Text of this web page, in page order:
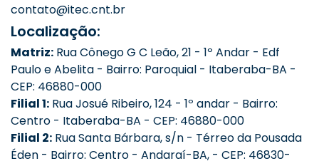
contato@itec.cnt.br
Localização:
Matriz: Rua Cônego G C Leão, 21 - 1º Andar - Edf
Paulo e Abelita - Bairro: Paroquial - Itaberaba-BA -
CEP: 46880-000
Filial 1: Rua Josué Ribeiro, 124 - 1º andar - Bairro:
Centro - Itaberaba-BA - CEP: 46880-000
Filial 2: Rua Santa Bárbara, s/n - Térreo da Pousada
Éden - Bairro: Centro - Andaraí-BA, - CEP: 46830-